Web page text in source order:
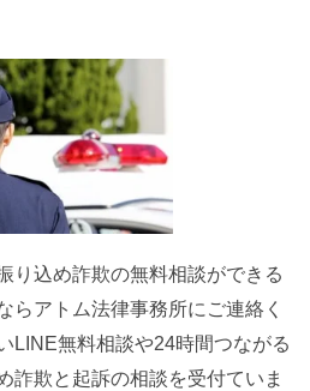
り込め詐欺の無料相談ができる
らアトム法律事務所にご連絡く
LINE無料相談や24時間つながる
詐欺と起訴の相談を受付ていま